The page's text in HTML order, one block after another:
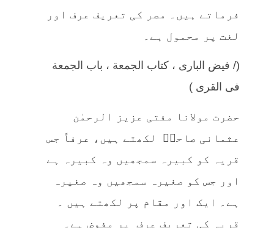
فرماتے ہیں۔ مصر کی تعریف عرف اور
لغت پر محمول ہے۔
(/ فيض الباری ، كتاب الجمعة ، باب الجمعة
فی القرى )
حضرت مولانا مفتی عزیز الرحمٰن
عثمانی صاحبؒ لکھتے ہیں، عرفاً جس
قریہ کو کبیرہ سمجھیں وہ کبیرہ ہے
اور جس کو صغیرہ سمجھیں وہ صغیرہ
ہے۔ ایک اور مقام پر لکھتے ہیں ۔
قریہ کی تعریف عرف پر مفوض ہے۔